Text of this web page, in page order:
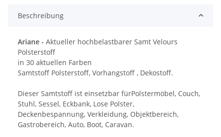
Beschreibung
Ariane - Aktueller hochbelastbarer Samt Velours
Polsterstoff
in 30 aktuellen Farben
Samtstoff Polsterstoff, Vorhangstoff , Dekostoff.
Dieser Samtstoff ist einsetzbar fürPolstermöbel, Couch,
Stuhl, Sessel, Eckbank, Lose Polster,
Deckenbespannung, Verkleidung, Objektbereich,
Gastrobereich, Auto, Boot, Caravan.